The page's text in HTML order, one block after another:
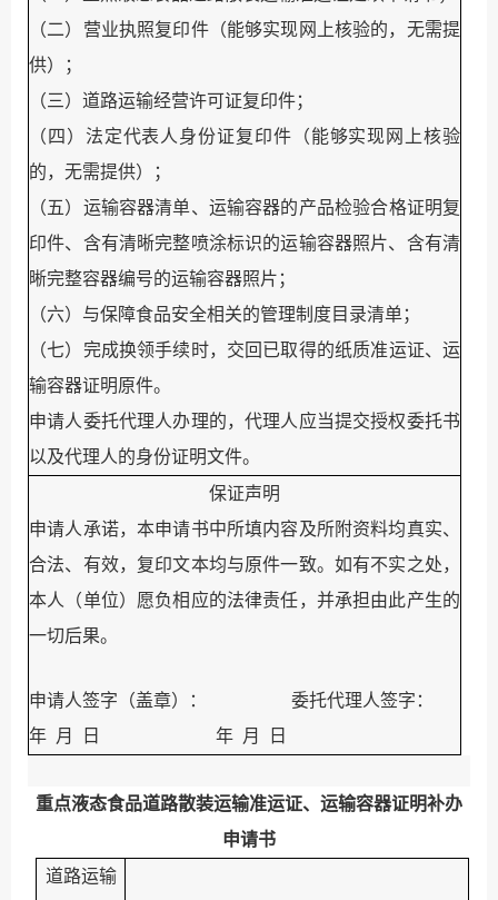
（二）营业执照复印件（能够实现网上核验的，无需提
供）；
（三）道路运输经营许可证复印件；
（ 四 ） 法定代表人身份证复印件（能够实现网上核验
的，无需提供）；
（五）运输容器清单、运输容器的产品检验合格证明复
印件、含有清晰完整喷涂标识的运输容器照片、含有清
晰完整容器编号的运输容器照片；
（六）与保障食品安全相关的管理制度目录清单；
（七）完成换领手续时，交回已取得的纸质准运证、运
输容器证明原件。
申请人委托代理人办理的，代理人应当提交授权委托书
以及代理人的身份证明文件。
保证声明
申请人承诺，本申请书中所填内容及所附资料均真实、
合法、有效，复印文本均与原件一致。如有不实之处，
本人（单位）愿负相应的法律责任，并承担由此产生的
一切后果。
申请人签字（盖章）：
委托代理人签字：
年 月 日 年 月 日
重点液态食品道路散装运输准运证、运输容器证明补办
申请书
道路运输